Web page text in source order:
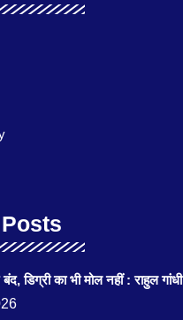
डिग्री का भी मोल नहीं : राहुल गांधी